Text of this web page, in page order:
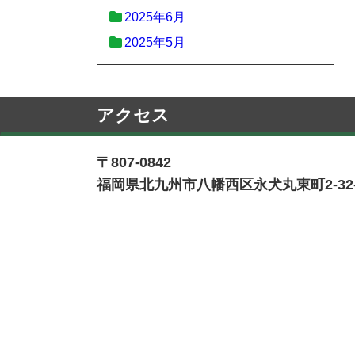
2025年6月
2025年5月
アクセス
〒807-0842
福岡県北九州市八幡西区永犬丸東町2-